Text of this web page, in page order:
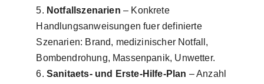
Notfallszenarien – Konkrete
Handlungsanweisungen fuer definierte
Szenarien: Brand, medizinischer Notfall,
Bombendrohung, Massenpanik, Unwetter.
Sanitaets- und Erste-Hilfe-Plan – Anzahl